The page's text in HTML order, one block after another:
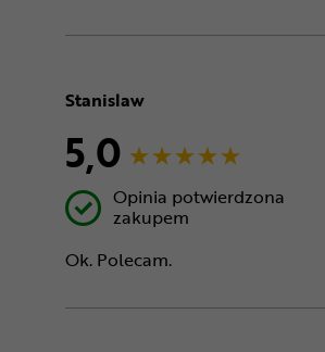
Stanislaw
5,0
Opinia potwierdzona
zakupem
Ok. Polecam.